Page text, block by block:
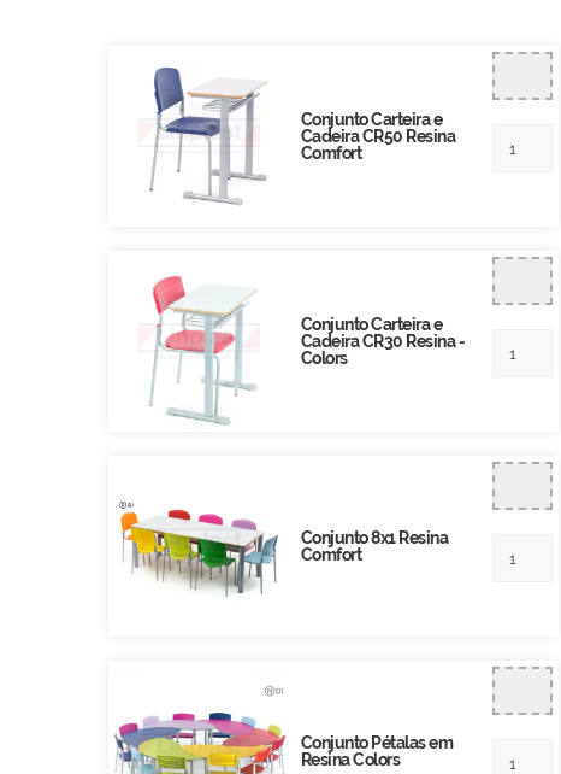
Conjunto Carteira e
Cadeira CR50 Resina
Comfort
Conjunto Carteira e
Cadeira CR30 Resina -
Colors
Conjunto 8x1 Resina
Comfort
Conjunto Pétalas em
Resina Colors